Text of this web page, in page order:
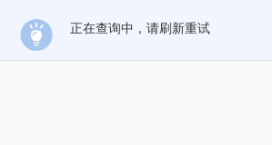
正在查询中，请刷新重试